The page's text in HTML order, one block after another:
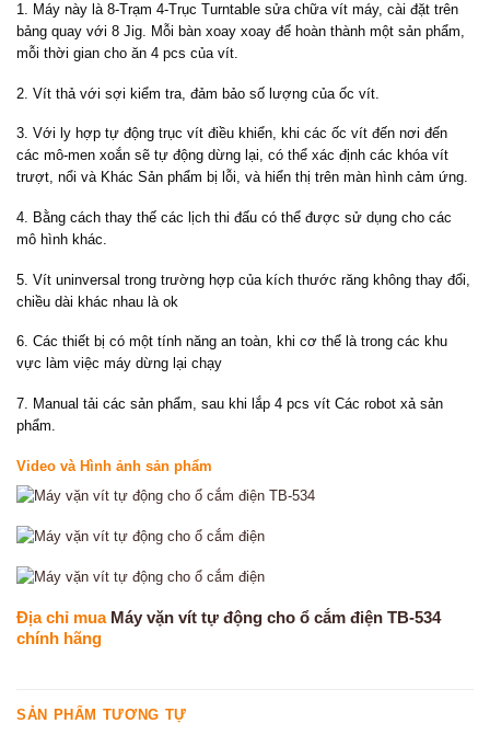
1. Máy này là 8-Trạm 4-Trục Turntable sửa chữa vít máy, cài đặt trên
bảng quay với 8 Jig. Mỗi bàn xoay xoay để hoàn thành một sản phẩm,
mỗi thời gian cho ăn 4 pcs của vít.
2. Vít thả với sợi kiểm tra, đảm bảo số lượng của ốc vít.
3. Với ly hợp tự động trục vít điều khiển, khi các ốc vít đến nơi đến
các mô-men xoắn sẽ tự động dừng lại, có thể xác định các khóa vít
trượt, nổi và Khác Sản phẩm bị lỗi, và hiển thị trên màn hình cảm ứng.
4. Bằng cách thay thế các lịch thi đấu có thể được sử dụng cho các
mô hình khác.
5. Vít uninversal trong trường hợp của kích thước răng không thay đổi,
chiều dài khác nhau là ok
6. Các thiết bị có một tính năng an toàn, khi cơ thể là trong các khu
vực làm việc máy dừng lại chạy
7. Manual tải các sản phẩm, sau khi lắp 4 pcs vít Các robot xả sản
phẩm.
Video và Hình ảnh sản phẩm
Địa chỉ mua Máy vặn vít tự động cho ổ cắm điện TB-534
chính hãng
SẢN PHẨM TƯƠNG TỰ